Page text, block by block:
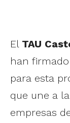
El TAU
han
para esta
que une a
empresas